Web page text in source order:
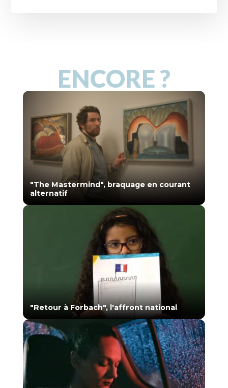
ENCORE ?
"The Mastermind", braquage en courant
alternatif
"Retour à Forbach", l'affront national